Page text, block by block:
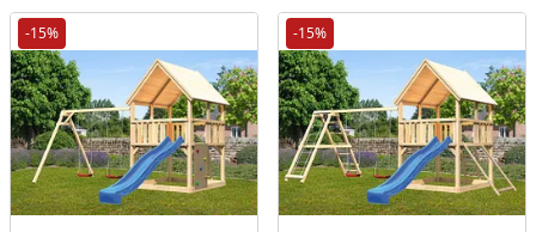
-15% -15%